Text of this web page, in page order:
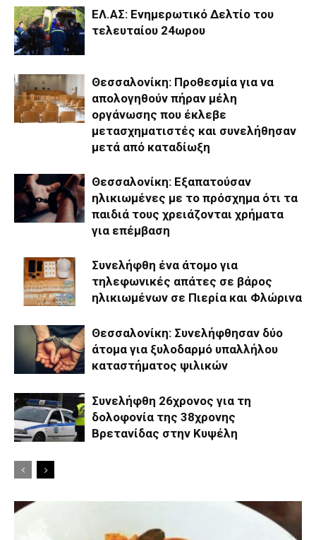
ΕΛ.ΑΣ: Ενημερωτικό Δελτίο του
τελευταίου 24ωρου
Θεσσαλονίκη: Προθεσμία για να
απολογηθούν πήραν μέλη
οργάνωσης που έκλεβε
μετασχηματιστές και συνελήθησαν
μετά από καταδίωξη
Θεσσαλονίκη: Εξαπατούσαν
ηλικιωμένες με το πρόσχημα ότι τα
παιδιά τους χρειάζονται χρήματα
για επέμβαση
Συνελήφθη ένα άτομο για
τηλεφωνικές απάτες σε βάρος
ηλικιωμένων σε Πιερία και Φλώρινα
Θεσσαλονίκη: Συνελήφθησαν δύο
άτομα για ξυλοδαρμό υπαλλήλου
καταστήματος ψιλικών
Συνελήφθη 26χρονος για τη
δολοφονία της 38χρονης
Βρετανίδας στην Κυψέλη